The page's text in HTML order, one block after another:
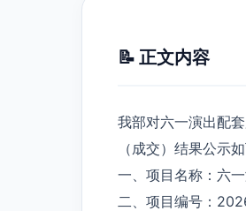
📝 正文内容
我部对六一演出配
（成交）结果公示如
一、项目名称：六
二、项目编号：